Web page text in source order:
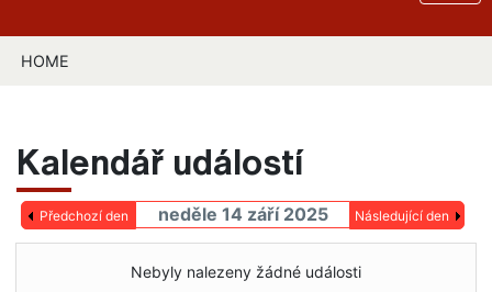
HOME
Kalendář událostí
Předchozí den neděle 14 září 2025 Následující den
Nebyly nalezeny žádné události